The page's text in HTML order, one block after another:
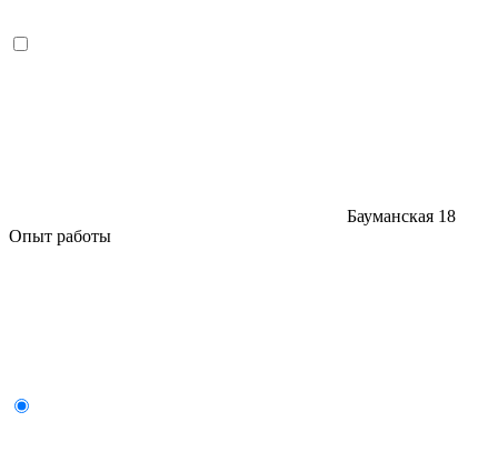
Бауманская 18
Опыт работы